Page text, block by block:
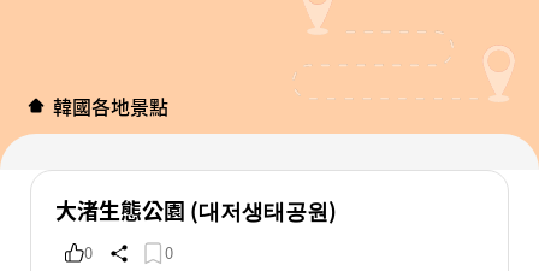
韓國各地景點
大渚生態公園 (대저생태공원)
0 0